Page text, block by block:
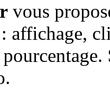
vous
affichage,